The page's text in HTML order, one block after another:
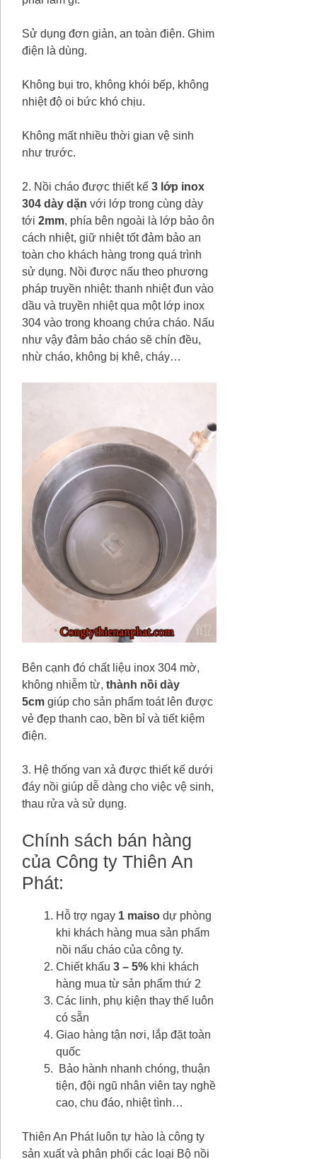
Sử dụng đơn giản, an toàn điện. Ghim
điện là dùng.
Không bụi tro, không khói bếp, không
nhiệt độ oi bức khó chịu.
Không mất nhiều thời gian vệ sinh
như trước.
2. Nồi cháo được thiết kế 3 lớp inox
304 dày dặn với lớp trong cùng dày
tới 2mm, phía bên ngoài là lớp bảo ôn
cách nhiệt, giữ nhiệt tốt đảm bảo an
toàn cho khách hàng trong quá trình
sử dụng. Nồi được nấu theo phương
pháp truyền nhiệt: thanh nhiệt đun vào
dầu và truyền nhiệt qua một lớp inox
304 vào trong khoang chứa cháo. Nấu
như vậy đảm bảo cháo sẽ chín đều,
nhừ cháo, không bị khê, cháy…
Bên cạnh đó chất liệu inox 304 mờ,
không nhiễm từ, thành nồi dày
5cm giúp cho sản phẩm toát lên được
vẻ đẹp thanh cao, bền bỉ và tiết kiệm
điện.
3. Hệ thống van xả được thiết kế dưới
đáy nồi giúp dễ dàng cho việc vệ sinh,
thau rửa và sử dụng.
Chính sách bán hàng
của Công ty Thiên An
Phát:
Hỗ trợ ngay 1 maiso dự phòng
khi khách hàng mua sản phẩm
nồi nấu cháo của công ty.
Chiết khấu 3 – 5% khi khách
hàng mua từ sản phẩm thứ 2
Các linh, phụ kiện thay thế luôn
có sẵn
Giao hàng tận nơi, lắp đặt toàn
quốc
Bảo hành nhanh chóng, thuận
tiện, đội ngũ nhân viên tay nghề
cao, chu đáo, nhiệt tình…
Thiên An Phát luôn tự hào là công ty
sản xuất và phân phối các loại Bộ nồi